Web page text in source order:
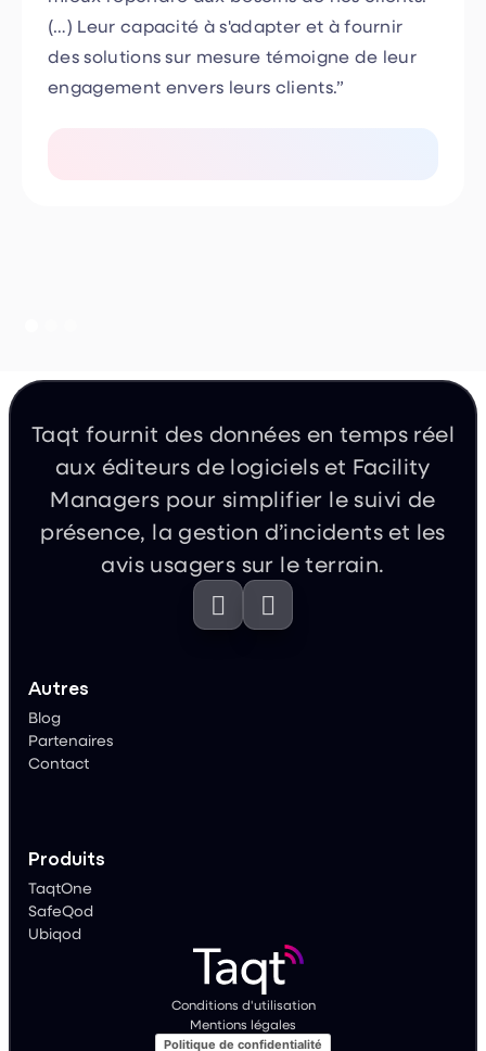
des solutions sur mesure témoigne de leur
engagement envers leurs clients.”
aux éditeurs de logiciels et Facility
Managers pour simplifier le suivi de
présence, la gestion d’incidents et les
avis usagers sur le terrain.


Blog
Partenaires
Contact
TaqtOne
SafeQod
Ubiqod
Conditions d'utilisation
Mentions légales
Politique de confidentialité
Politique relative aux Cookies